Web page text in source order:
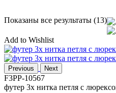
Показаны все результаты (13)
Add to Wishlist
Previous Next
F3PP-10567
футер 3х нитка петля с